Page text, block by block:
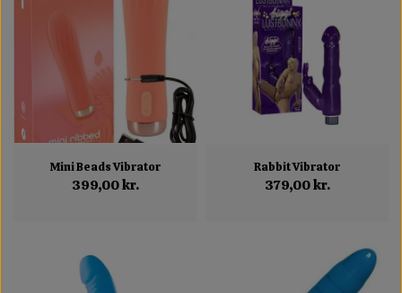
Mini Beads Vibrator
399,00 kr.
Rabbit Vibrator
379,00 kr.